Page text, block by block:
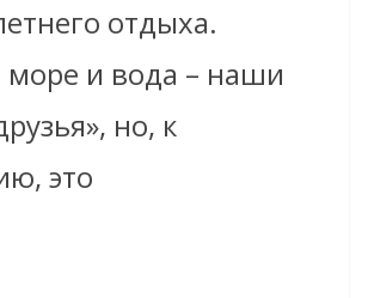
отдыха.
море и вода – наши
но, к
это